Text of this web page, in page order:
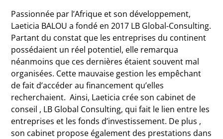
Passionnée par l’Afrique et son développement,
Laeticia BALOU a fondé en 2017 LB Global-Consulting.
Partant du constat que les entreprises du continent
possédaient un réel potentiel, elle remarqua
néanmoins que ces dernières étaient souvent mal
organisées. Cette mauvaise gestion les empêchant
de fait d’accéder au financement qu’elles
recherchaient. Ainsi, Laeticia crée son cabinet de
conseil , LB Global Consulting, qui fait le lien entre les
entreprises et les fonds d’investissement. De plus ,
son cabinet propose également des prestations dans